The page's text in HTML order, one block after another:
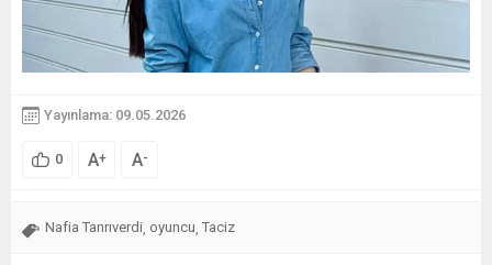
Yayınlama: 09.05.2026
0 A+ A-
Nafia Tanrıverdi oyuncu Taciz